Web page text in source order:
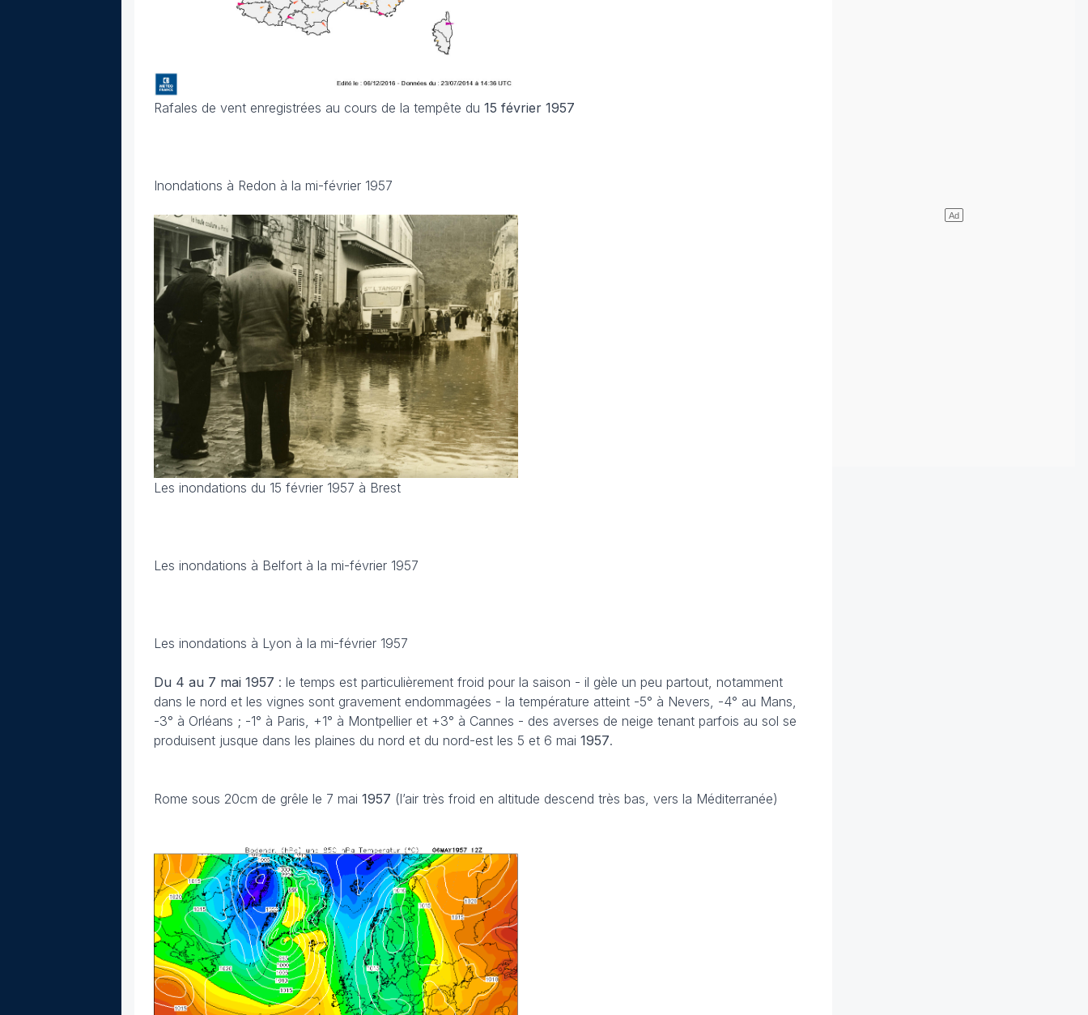
Rafales de vent enregistrées au cours de la tempête du 15 février 1957
Inondations à Redon à la mi-février 1957
Les inondations du 15 février 1957 à Brest
Les inondations à Belfort à la mi-février 1957
Les inondations à Lyon à la mi-février 1957
Du 4 au 7 mai 1957 : le temps est particulièrement froid pour la saison - il gèle un peu partout, notamment
dans le nord et les vignes sont gravement endommagées - la température atteint -5° à Nevers, -4° au Mans,
-3° à Orléans ; -1° à Paris, +1° à Montpellier et +3° à Cannes - des averses de neige tenant parfois au sol se
produisent jusque dans les plaines du nord et du nord-est les 5 et 6 mai 1957.
Rome sous 20cm de grêle le 7 mai 1957 (l’air très froid en altitude descend très bas, vers la Méditerranée)